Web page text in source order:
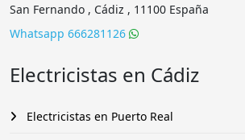
San Fernando , Cádiz , 11100 España
Whatsapp 666281126
Electricistas en Cádiz
Electricistas en Puerto Real